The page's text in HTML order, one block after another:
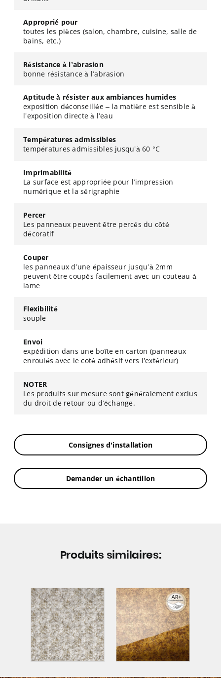
Approprié pour
toutes les pièces (salon, chambre, cuisine, salle de
bains, etc.)
Résistance à l’abrasion
bonne résistance à l’abrasion
Aptitude à résister aux ambiances humides
exposition déconseillée – la matière est sensible à
l’exposition directe à l’eau
Températures admissibles
températures admissibles jusqu’à 60 °C
Imprimabilité
La surface est appropriée pour l’impression
numérique et la sérigraphie
Percer
Les panneaux peuvent être percés du côté
décoratif
Couper
les panneaux d’une épaisseur jusqu’à 2mm
peuvent être coupés facilement avec un couteau à
lame
Flexibilité
souple
Envoi
expédition dans une boîte en carton (panneaux
enroulés avec le coté adhésif vers l’extérieur)
NOTER
Les produits sur mesure sont généralement exclus
du droit de retour ou d’échange.
Consignes d’installation
Demander un échantillon
Produits similaires: